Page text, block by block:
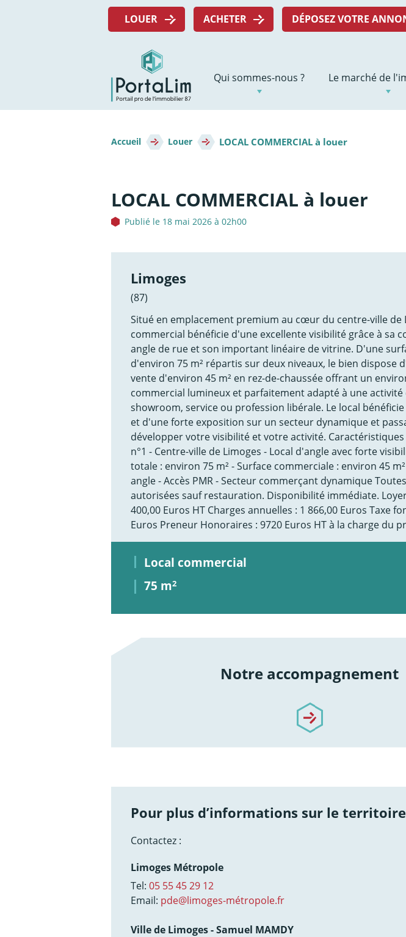
Menu
LOUER ACHETER DÉPOSEZ VOTRE
Navigation
principale
Qui sommes-nous ? Le marché de
d'Ariane
Accueil Louer LOCAL COMMERCIAL à louer
LOCAL COMMERCIAL à louer
Publié le 18 mai 2026 à 02h00
Limoges
(87)
Situé en emplacement premium au cœur du centre-ville de
commercial bénéficie d'une excellente visibilité grâce à sa
angle de rue et son important linéaire de vitrine. D'une
d'environ 75 m² répartis sur deux niveaux, le bien dispose
vente d'environ 45 m² en rez-de-chaussée offrant un
commercial lumineux et parfaitement adapté à une activité
showroom, service ou profession libérale. Le local bénéficie
et d'une forte exposition sur un secteur dynamique et
développer votre visibilité et votre activité. Caractéristiques
n°1 - Centre-ville de Limoges - Local d'angle avec forte
totale : environ 75 m² - Surface commerciale : environ 45
angle - Accès PMR - Secteur commerçant dynamique
autorisées sauf restauration. Disponibilité immédiate.
400,00 Euros HT Charges annuelles : 1 866,00 Euros Taxe
Euros Preneur Honoraires : 9720 Euros HT à la charge du
Local commercial
75 m2
Notre accompagnement
/notre-accompagnement
Pour plus d’informations sur le territoire
Contactez :
Limoges Métropole
Tel: 05 55 45 29 12
Email: pde@limoges-métropole.fr
Ville de Limoges - Samuel MAMDY